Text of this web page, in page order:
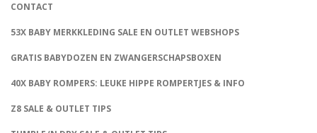
CONTACT
53X BABY MERKKLEDING SALE EN OUTLET WEBSHOPS
GRATIS BABYDOZEN EN ZWANGERSCHAPSBOXEN
40X BABY ROMPERS: LEUKE HIPPE ROMPERTJES & INFO
Z8 SALE & OUTLET TIPS